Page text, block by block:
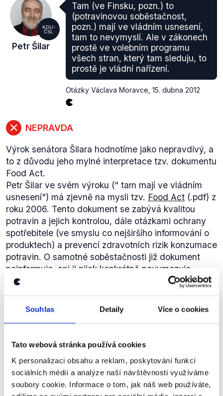
Souhlas Detaily Více o cookies
Tato webová stránka používá cookies
K personalizaci obsahu a reklam, poskytování funkcí
sociálních médií a analýze naší návštěvnosti využíváme
soubory cookie. Informace o tom, jak náš web používáte,
KDU-
ČSL
Petr Šilar
Tam (ve Finsku, pozn.) to
(potravinovou soběstačnost,
pozn.) mají ve vládním usnesení,
tam to nevymyslí. Ale v zákonech
prostě ve volebním programu
všech stran, který tam sleduju, to
prostě je vládní nařízení.
Otázky Václava Moravce 15. dubna 2012
NEPRAVDA
Výrok senátora Šilara hodnotíme jako nepravdivý, a
to z důvodu jeho mylné interpretace tzv. dokumentu
Food Act.
Petr Šilar ve svém výroku (" tam mají ve vládním
usnesení") má zjevně na mysli tzv. Food Act (.pdf) z
roku 2006. Tento dokument se zabývá kvalitou
potravin a jejich kontrolou, dále otázkami ochrany
spotřebitele (ve smyslu co nejširšího informování o
produktech) a prevencí zdravotních rizik konzumace
potravin. O samotné soběstačnosti již dokument
neinformuje, ani ji nijak konkrétně nevymezuje.
Co se týče volebních programů politických stran,
Finska a jejich programy sleduje, tudíž je nemožné
tuto část výroku zcela verifikovat.
vliv na kvalitu a dostatek potravin, není však
zaměřen na potravinovou soběstačnost, ani
nestanovuje žádné závazky v tomto směru. Výrok
senátora Petra Šilara tedy hodnotíme jako
nepravdivý.
Ve volebním programu ODS není,
nikde nic o potravinové